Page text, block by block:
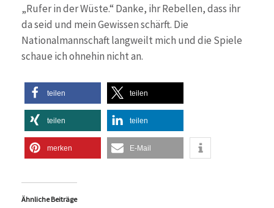
„Rufer in der Wüste.“ Danke, ihr Rebellen, dass ihr
da seid und mein Gewissen schärft. Die
Nationalmannschaft langweilt mich und die Spiele
schaue ich ohnehin nicht an.
teilen teilen
teilen teilen
merken E-Mail
Ähnliche Beiträge